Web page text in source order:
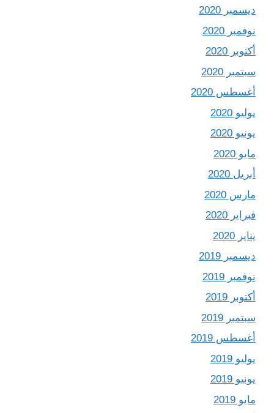
ديسمبر 2020
نوفمبر 2020
أكتوبر 2020
سبتمبر 2020
أغسطس 2020
يوليو 2020
يونيو 2020
مايو 2020
أبريل 2020
مارس 2020
فبراير 2020
يناير 2020
ديسمبر 2019
نوفمبر 2019
أكتوبر 2019
سبتمبر 2019
أغسطس 2019
يوليو 2019
يونيو 2019
مايو 2019